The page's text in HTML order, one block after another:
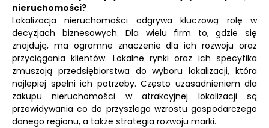
nieruchomości?
Lokalizacja nieruchomości odgrywa kluczową rolę w
decyzjach biznesowych. Dla wielu firm to, gdzie się
znajdują, ma ogromne znaczenie dla ich rozwoju oraz
przyciągania klientów. Lokalne rynki oraz ich specyfika
zmuszają przedsiębiorstwa do wyboru lokalizacji, która
najlepiej spełni ich potrzeby. Często uzasadnieniem dla
zakupu nieruchomości w atrakcyjnej lokalizacji są
przewidywania co do przyszłego wzrostu gospodarczego
danego regionu, a także strategia rozwoju marki.